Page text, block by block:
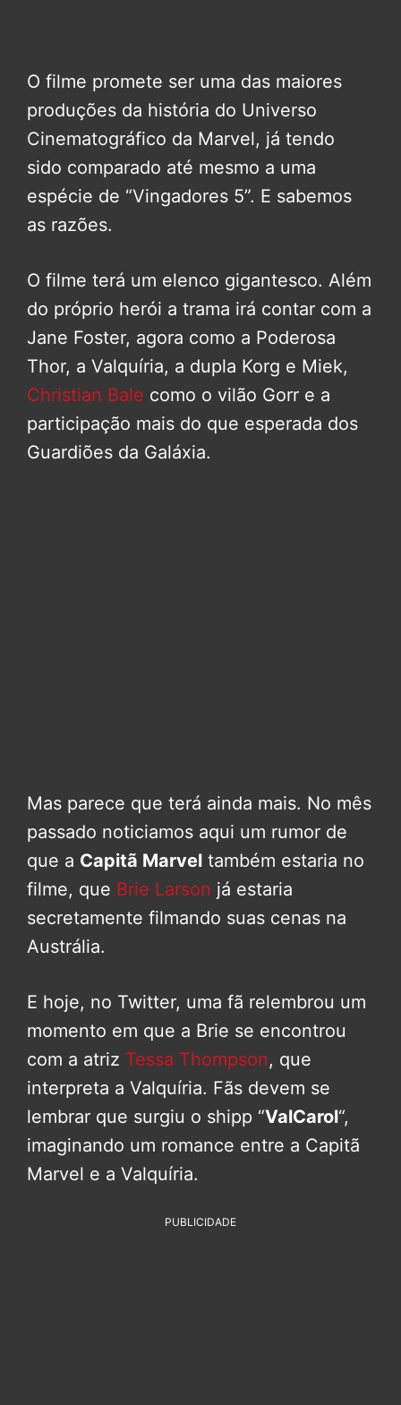
O filme promete ser uma das maiores
produções da história do Universo
Cinematográfico da Marvel, já tendo
sido comparado até mesmo a uma
espécie de “Vingadores 5”. E sabemos
as razões.
O filme terá um elenco gigantesco. Além
do próprio herói a trama irá contar com a
Jane Foster, agora como a Poderosa
Thor, a Valquíria, a dupla Korg e Miek,
Christian Bale como o vilão Gorr e a
participação mais do que esperada dos
Guardiões da Galáxia.
Mas parece que terá ainda mais. No mês
passado noticiamos aqui um rumor de
que a Capitã Marvel também estaria no
filme, que Brie Larson já estaria
secretamente filmando suas cenas na
Austrália.
E hoje, no Twitter, uma fã relembrou um
momento em que a Brie se encontrou
com a atriz Tessa Thompson, que
interpreta a Valquíria. Fãs devem se
lembrar que surgiu o shipp “ValCarol“,
imaginando um romance entre a Capitã
Marvel e a Valquíria.
PUBLICIDADE